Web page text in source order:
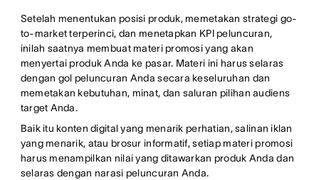
Setelah menentukan posisi produk, memetakan strategi go-
to-market terperinci, dan menetapkan KPI peluncuran,
inilah saatnya membuat materi promosi yang akan
menyertai produk Anda ke pasar. Materi ini harus selaras
dengan gol peluncuran Anda secara keseluruhan dan
memetakan kebutuhan, minat, dan saluran pilihan audiens
target Anda.
Baik itu konten digital yang menarik perhatian, salinan iklan
yang menarik, atau brosur informatif, setiap materi promosi
harus menampilkan nilai yang ditawarkan produk Anda dan
selaras dengan narasi peluncuran Anda.